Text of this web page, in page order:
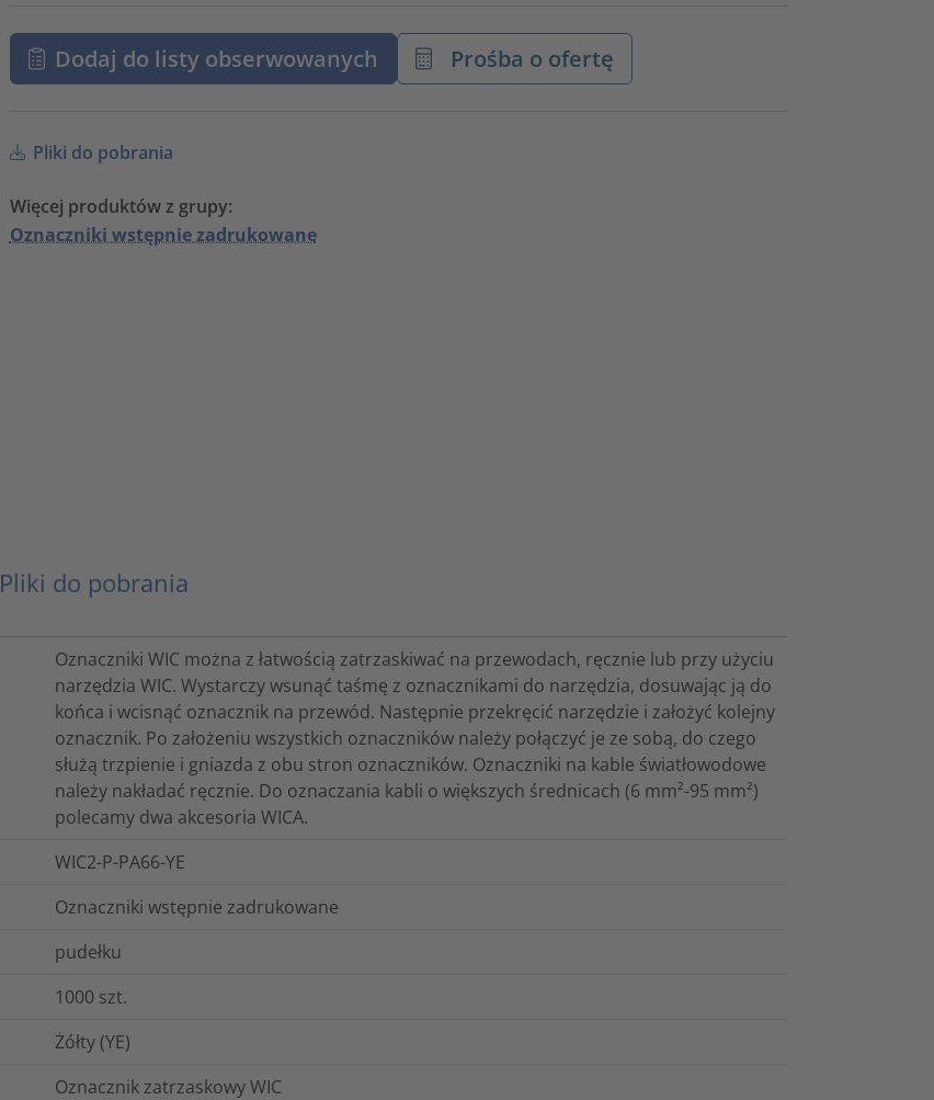
Dodaj do listy obserwowanych Prośba o ofertę
Pliki do pobrania
Więcej produktów z grupy:
Oznaczniki wstępnie zadrukowane
Pliki do pobrania
Oznaczniki WIC można z łatwością zatrzaskiwać na przewodach, ręcznie lub przy użyciu
narzędzia WIC. Wystarczy wsunąć taśmę z oznacznikami do narzędzia, dosuwając ją do
końca i wcisnąć oznacznik na przewód. Następnie przekręcić narzędzie i założyć kolejny
oznacznik. Po założeniu wszystkich oznaczników należy połączyć je ze sobą, do czego
służą trzpienie i gniazda z obu stron oznaczników. Oznaczniki na kable światłowodowe
należy nakładać ręcznie. Do oznaczania kabli o większych średnicach (6 mm²-95 mm²)
polecamy dwa akcesoria WICA.
WIC2-P-PA66-YE
Oznaczniki wstępnie zadrukowane
pudełku
1000 szt.
Żółty (YE)
Oznacznik zatrzaskowy WIC